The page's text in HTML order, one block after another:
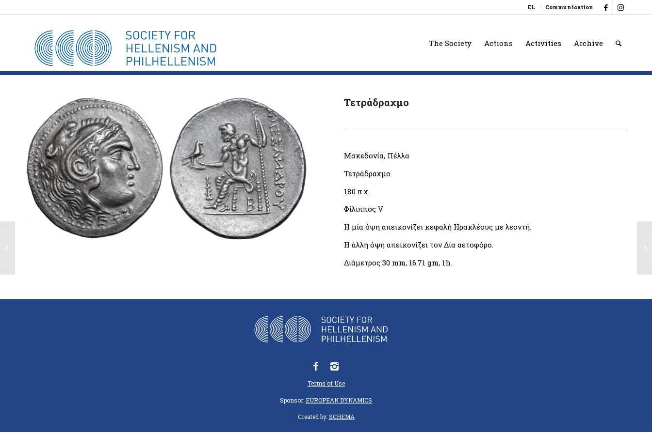
EL Communication
The Society Actions Activities Archive
Τετράδραχμο
Μακεδονία, Πέλλα
Τετράδραχμο
180 π.χ.
Φίλιππος V
Η μία όψη απεικονίζει κεφαλή Ηρακλέους με λεοντή.
Η άλλη όψη απεικονίζει τον Δία αετοφόρο.
Διάμετρος 30 mm, 16.71 gm, 1h.
Terms of Use
Sponsor:EUROPEAN DYNAMICS
Created by:SCHEMA